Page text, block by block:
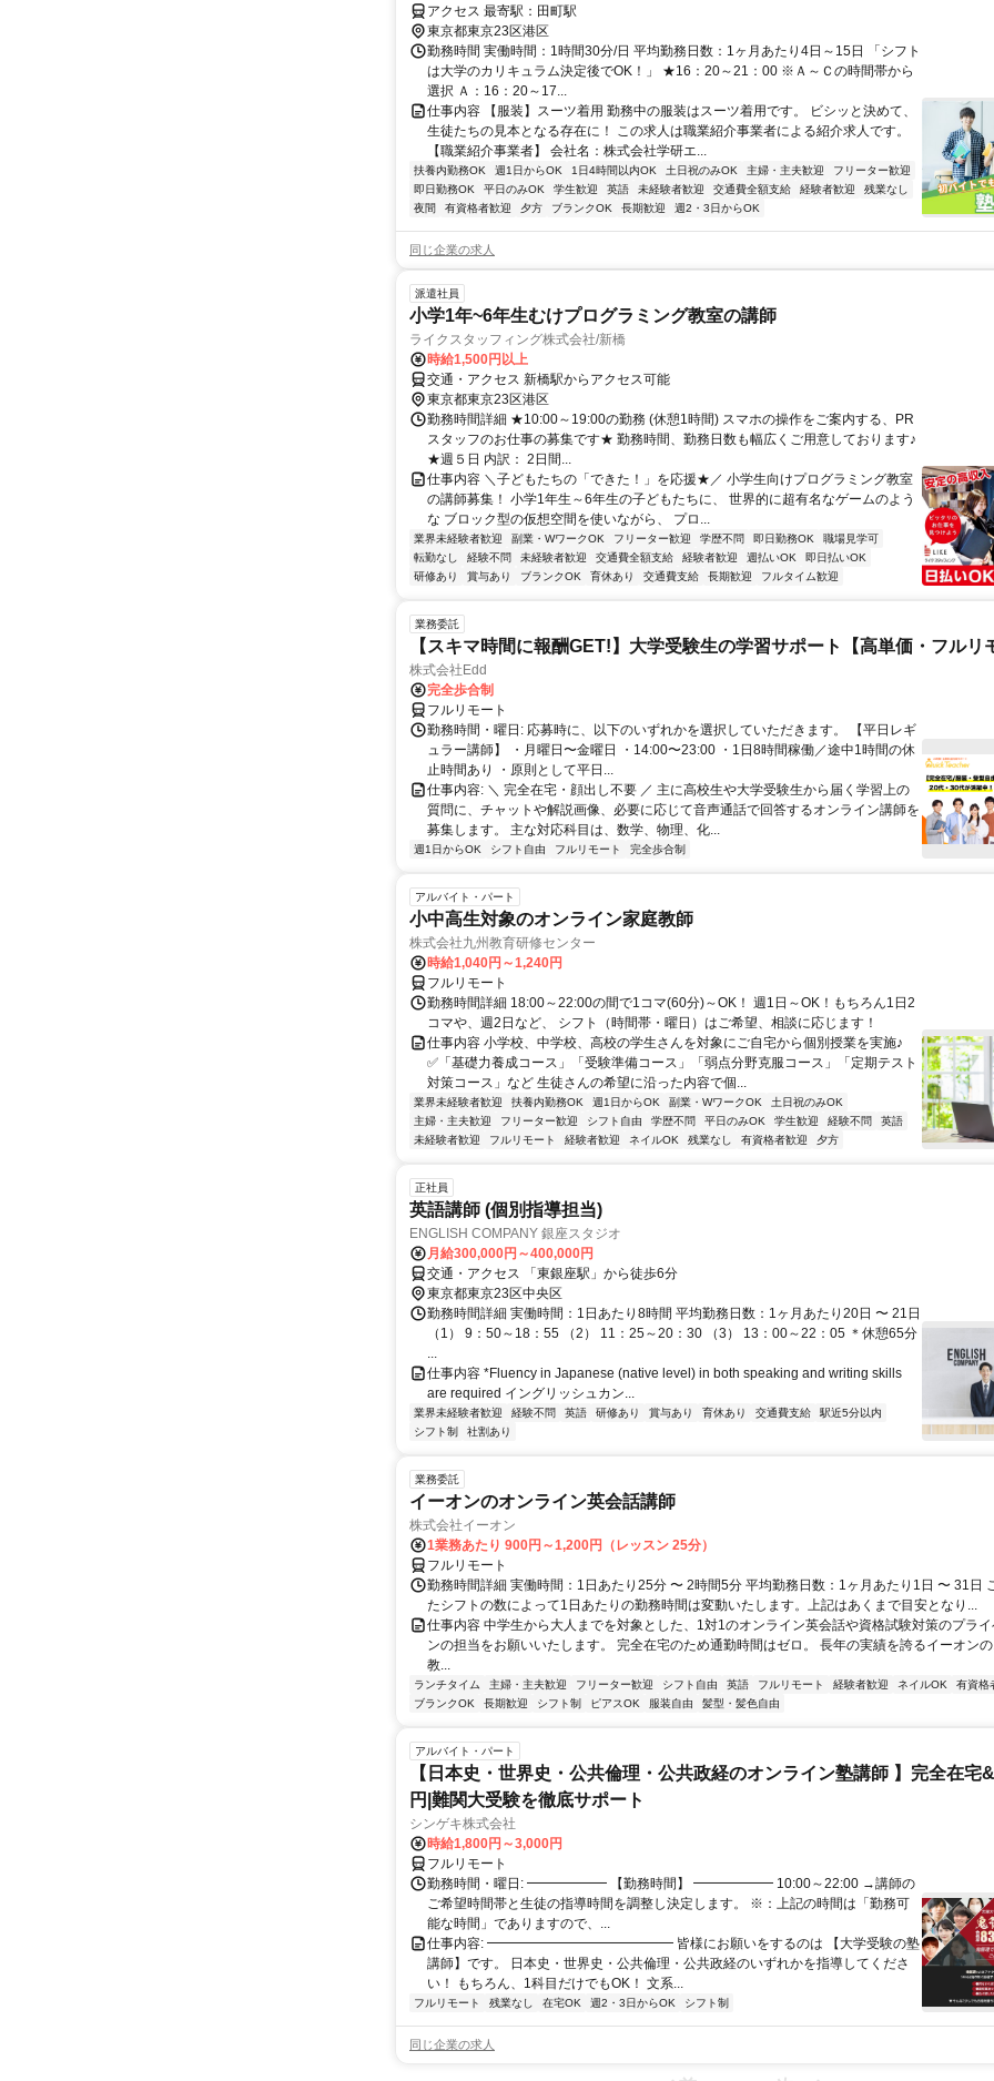
アクセス 最寄駅：田町駅
東京都東京23区港区
勤務時間 実働時間：1時間30分/日 平均勤務日数：1ヶ月あたり4日～15日 「シフト
は大学のカリキュラム決定後でOK！」 ★16：20～21：00 ※Ａ～Ｃの時間帯から
選択 Ａ：16：20～17...
仕事内容 【服装】スーツ着用 勤務中の服装はスーツ着用です。 ビシッと決めて、
生徒たちの見本となる存在に！ この求人は職業紹介事業者による紹介求人です。
【職業紹介事業者】 会社名：株式会社学研エ...
扶養内勤務OK 週1日からOK 1日4時間以内OK 土日祝のみOK 主婦・主夫歓迎
フリーター歓迎
即日勤務OK
平日のみOK 学生歓迎 英語 未経験者歓迎 交通費全額支給 経験者歓迎
残業なし
夜間
有資格者歓迎 夕方 ブランクOK 長期歓迎 週2・3日からOK
同じ企業の求人
派遣社員
小学1年~6年生むけプログラミング教室の講師
ライクスタッフィング株式会社/新橋
時給1,500円以上
交通・アクセス 新橋駅からアクセス可能
東京都東京23区港区
勤務時間詳細 ★10:00～19:00の勤務 (休憩1時間) スマホの操作をご案内する、PR
スタッフのお仕事の募集です★ 勤務時間、勤務日数も幅広くご用意しております♪
★週５日 内訳： 2日間...
仕事内容 ＼子どもたちの「できた！」を応援★／ 小学生向けプログラミング教室
の講師募集！ 小学1年生～6年生の子どもたちに、 世界的に超有名なゲームのよう
な ブロック型の仮想空間を使いながら、 プロ...
業界未経験者歓迎 副業・WワークOK フリーター歓迎 学歴不問 即日勤務OK
職場見学可
転勤なし
経験不問 未経験者歓迎 交通費全額支給 経験者歓迎 週払いOK
即日払いOK
研修あり
賞与あり ブランクOK 育休あり 交通費支給 長期歓迎 フルタイム歓迎
業務委託
【スキマ時間に報酬GET!】大学受験生の学習サポート【高単価・フルリ
株式会社Edd
完全歩合制
フルリモート
勤務時間・曜日: 応募時に、以下のいずれかを選択していただきます。 【平日レギ
ュラー講師】 ・月曜日〜金曜日 ・14:00〜23:00 ・1日8時間稼働／途中1時間の休
止時間あり ・原則として平日...
仕事内容: ＼ 完全在宅・顔出し不要 ／ 主に高校生や大学受験生から届く学習上の
質問に、チャットや解説画像、必要に応じて音声通話で回答するオンライン講師を
募集します。 主な対応科目は、数学、物理、化...
週1日からOK シフト自由 フルリモート 完全歩合制
アルバイト・パート
小中高生対象のオンライン家庭教師
株式会社九州教育研修センター
時給1,040円～1,240円
フルリモート
勤務時間詳細 18:00～22:00の間で1コマ(60分)～OK！ 週1日～OK！もちろん1日2
コマや、週2日など、 シフト（時間帯・曜日）はご希望、相談に応じます！
仕事内容 小学校、中学校、高校の学生さんを対象にご自宅から個別授業を実施♪
✅「基礎力養成コース」「受験準備コース」「弱点分野克服コース」「定期テスト
対策コース」など 生徒さんの希望に沿った内容で個...
業界未経験者歓迎 扶養内勤務OK 週1日からOK 副業・WワークOK
土日祝のみOK
主婦・主夫歓迎
フリーター歓迎 シフト自由 学歴不問 平日のみOK 学生歓迎 経験不問
英語
未経験者歓迎
フルリモート 経験者歓迎 ネイルOK 残業なし 有資格者歓迎 夕方
正社員
英語講師 (個別指導担当)
ENGLISH COMPANY 銀座スタジオ
月給300,000円～400,000円
交通・アクセス 「東銀座駅」から徒歩6分
東京都東京23区中央区
勤務時間詳細 実働時間：1日あたり8時間 平均勤務日数：1ヶ月あたり20日 〜 21日
（1） 9：50～18：55 （2） 11：25～20：30 （3） 13：00～22：05 ＊休憩65分
...
仕事内容 *Fluency in Japanese (native level) in both speaking and writing skills
are required イングリッシュカン...
業界未経験者歓迎 経験不問 英語 研修あり 賞与あり 育休あり 交通費支給
駅近5分以内
シフト制
社割あり
業務委託
イーオンのオンライン英会話講師
株式会社イーオン
1業務あたり 900円～1,200円（レッスン 25分）
フルリモート
勤務時間詳細 実働時間：1日あたり25分 〜 2時間5分 平均勤務日数：1ヶ月あたり1日 〜 31日
たシフトの数によって1日あたりの勤務時間は変動いたします。上記はあくまで目安となり...
仕事内容 中学生から大人までを対象とした、1対1のオンライン英会話や資格試験対策のプラ
ンの担当をお願いいたします。 完全在宅のため通勤時間はゼロ。 長年の実績を誇るイーオン
教...
ランチタイム 主婦・主夫歓迎 フリーター歓迎 シフト自由 英語 フルリモート 経験者歓迎 ネイルOK
有資格
ブランクOK
長期歓迎 シフト制 ピアスOK 服装自由 髪型・髪色自由
アルバイト・パート
【日本史・世界史・公共倫理・公共政経のオンライン塾講師 】完全在宅
円|難関大受験を徹底サポート
シンゲキ株式会社
時給1,800円～3,000円
フルリモート
勤務時間・曜日: ━━━━━━ 【勤務時間】 ━━━━━━ 10:00～22:00 →講師の
ご希望時間帯と生徒の指導時間を調整し決定します。 ※：上記の時間は「勤務可
能な時間」でありますので、...
仕事内容: ━━━━━━━━━━━━━━ 皆様にお願いをするのは 【大学受験の塾
講師】です。 日本史・世界史・公共倫理・公共政経のいずれかを指導してくださ
い！ もちろん、1科目だけでもOK！ 文系...
フルリモート 残業なし 在宅OK 週2・3日からOK シフト制
同じ企業の求人